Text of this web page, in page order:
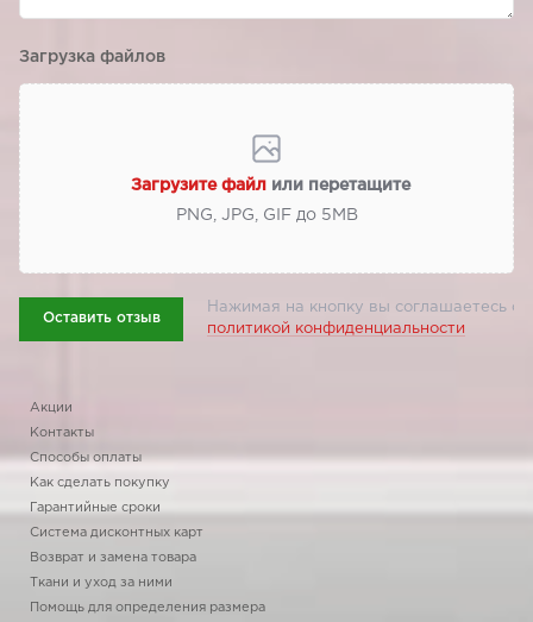
Загрузка файлов
Загрузите файл или перетащите
PNG, JPG, GIF до 5МВ
Оставить отзыв
Нажимая на кнопку вы соглашаетесь с
политикой конфиденциальности
Акции
Контакты
Способы оплаты
Как сделать покупку
Гарантийные сроки
Система дисконтных карт
Возврат и замена товара
Ткани и уход за ними
Помощь для определения размера